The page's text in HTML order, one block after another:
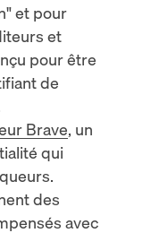
et pour
et
pour être
de
Brave, un
qui
des
avec